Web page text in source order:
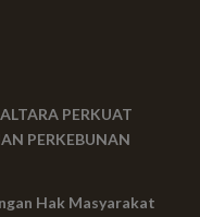
PERKUAT
PERKEBUNAN
Hak Masyarakat